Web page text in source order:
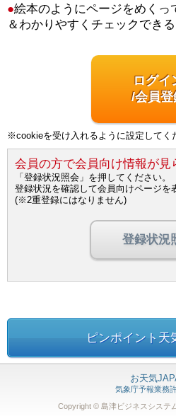
●絵本のようにページをめくっ
＆わかりやすくチェックできる
ログイ
/会員登
※cookieを受け入れるように設定してく
会員の方で会員向け情報が見
「登録状況照会」を押してください。
登録状況を確認して会員向けページを
(※2重登録にはなりません)
登録状況
ピンポイント天
お天気
気象庁予報業務
Copyright © 島津ビジネスシステ